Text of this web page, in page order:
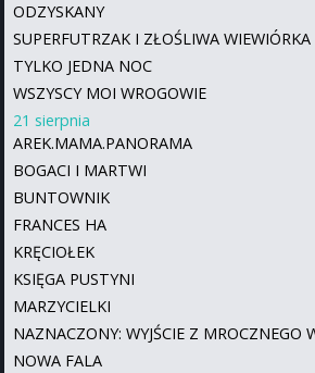
ODZYSKANY
SUPERFUTRZAK I ZŁOŚLIWA WIEWIÓRKA
TYLKO JEDNA NOC
WSZYSCY MOI WROGOWIE
21 sierpnia
AREK.MAMA.PANORAMA
BOGACI I MARTWI
BUNTOWNIK
FRANCES HA
KRĘCIOŁEK
KSIĘGA PUSTYNI
MARZYCIELKI
NAZNACZONY: WYJŚCIE Z MROCZNEGO
NOWA FALA